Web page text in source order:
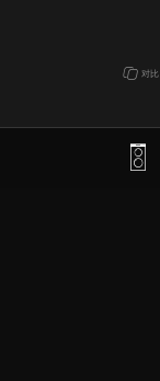
对比